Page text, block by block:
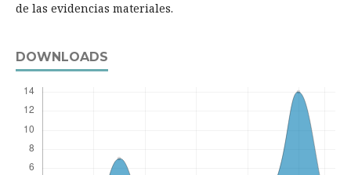
de las evidencias materiales.
DOWNLOADS